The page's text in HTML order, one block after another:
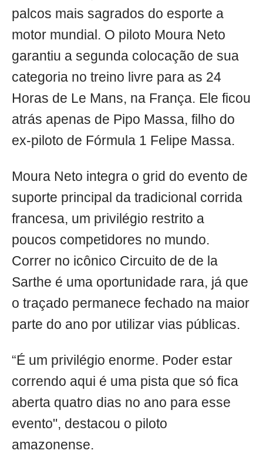
palcos mais sagrados do esporte a
motor mundial. O piloto Moura Neto
garantiu a segunda colocação de sua
categoria no treino livre para as 24
Horas de Le Mans, na França. Ele ficou
atrás apenas de Pipo Massa, filho do
ex-piloto de Fórmula 1 Felipe Massa.
Moura Neto integra o grid do evento de
suporte principal da tradicional corrida
francesa, um privilégio restrito a
poucos competidores no mundo.
Correr no icônico Circuito de de la
Sarthe é uma oportunidade rara, já que
o traçado permanece fechado na maior
parte do ano por utilizar vias públicas.
“É um privilégio enorme. Poder estar
correndo aqui é uma pista que só fica
aberta quatro dias no ano para esse
evento", destacou o piloto
amazonense.